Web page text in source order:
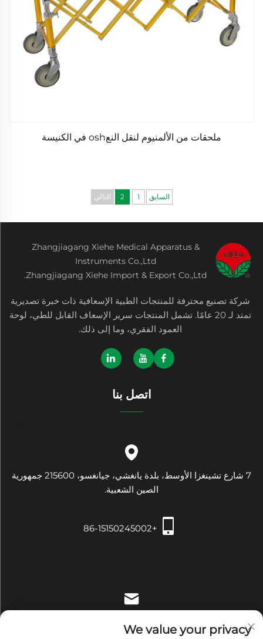
ملحقات من الألمنيوم لنقل النعosh في الكنيسة
السابق 1
2 التالي
Zhangjiagang Xiehe Medical Apparatus &
Instruments Co.,Ltd
Zhangjiagang Xiehe Import & Export Co.,Ltd.
شركة تصنيع محترفة للمنتجات الطبية الإسعافية ذات خبرة تصديرية
تمتد لـ 20 عامًا. تشمل المنتجات سرير الإسعاف القابل للطي، لوحة
العمود الفقري، وما إلى ذلك.
اتصل بنا
7 شارع تشينغزا الأوسط، بلدة يانغشي، جيانغسو، 215600 جمهورية
الصين الشعبية.
+86-15150245002
We value your privacy